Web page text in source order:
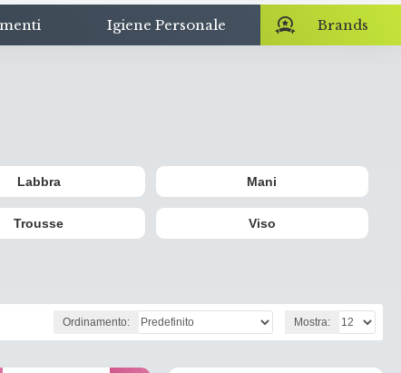
Igiene Personale Brands
Labbra Mani
Trousse Viso
Ordinamento: Mostra: